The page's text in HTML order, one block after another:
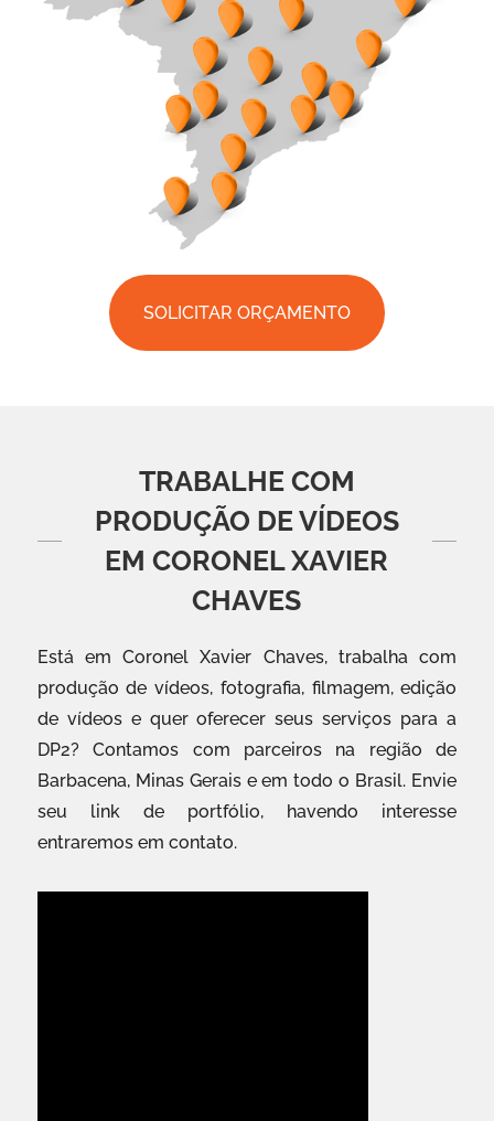
SOLICITAR ORÇAMENTO
TRABALHE COM
PRODUÇÃO DE VÍDEOS
EM CORONEL XAVIER
CHAVES
Está em Coronel Xavier Chaves, trabalha com
produção de vídeos, fotografia, filmagem, edição
de vídeos e quer oferecer seus serviços para a
DP2? Contamos com parceiros na região de
Barbacena, Minas Gerais e em todo o Brasil. Envie
seu link de portfólio, havendo interesse
entraremos em contato.